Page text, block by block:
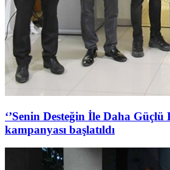
‘’Senin Desteğin İle Daha Güçlü
kampanyası başlatıldı